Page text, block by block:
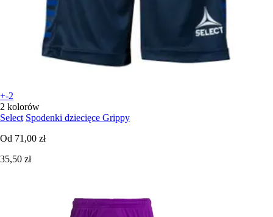
+-2
2 kolorów
Select Spodenki dziecięce Grippy
Od 71,00 zł
35,50 zł